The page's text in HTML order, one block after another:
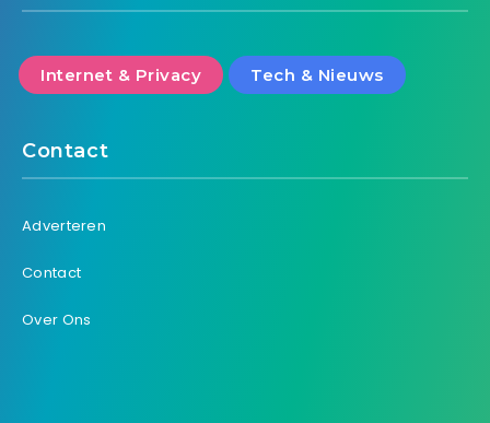
Internet & Privacy Tech & Nieuws
Contact
Adverteren
Contact
Over Ons